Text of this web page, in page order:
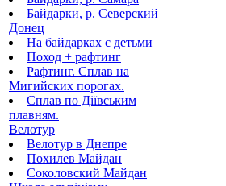
Байдарки, р. Северский
Донец
На байдарках с детьми
Поход + рафтинг
Рафтинг. Сплав на
Мигийских порогах.
Сплав по Діївським
плавням.
Велотур
Велотур в Днепре
Похилев Майдан
Соколовский Майдан